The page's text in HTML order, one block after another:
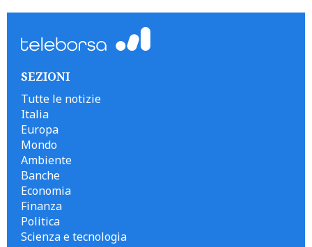
SEZIONI
Tutte le notizie
Italia
Europa
Mondo
Ambiente
Banche
Economia
Finanza
Politica
Scienza e tecnologia